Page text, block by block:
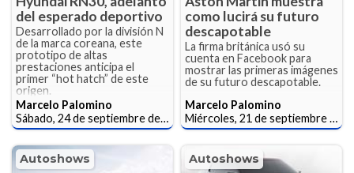
del esperado deportivo
Desarrollado por la división N
de la marca coreana, este
prototipo de altas
prestaciones anticipa el
primer “hot hatch” de este
origen.
Marcelo Palomino
Sábado, 24 de septiembre de 2016
como lucirá su futuro
descapotable
La firma británica usó su
cuenta en Facebook para
mostrar las primeras imágenes
de su futuro descapotable.
Marcelo Palomino
Miércoles, 21 de septiembre de 2016
Autoshows Autoshows